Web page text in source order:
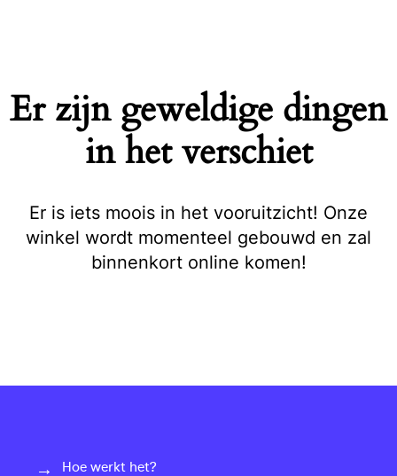
Er zijn geweldige dingen
in het verschiet
Er is iets moois in het vooruitzicht! Onze
winkel wordt momenteel gebouwd en zal
binnenkort online komen!
Hoe werkt het?